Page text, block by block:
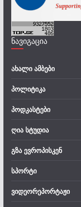
ნავიგაცია
ახალი ამბები
პოლიტიკა
პოდკასტები
ღია სტუდია
გზა ევროპისკენ
სპორტი
ვიდეორეპორტაჟი